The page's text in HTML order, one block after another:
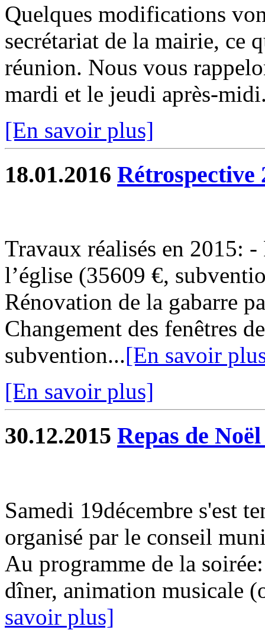
Quelques modifications
secrétariat de la mairie, ce
réunion. Nous vous
mardi et le jeudi après-
[En savoir plus]
18.01.2016 Rétrospective
Travaux réalisés en 2015:
l’église (35609 €,
Rénovation de la gabarre
Changement des fenêtres
subvention...[En savoir
[En savoir plus]
30.12.2015 Repas de
Samedi 19décembre s'est
organisé par le conseil
Au programme de la
dîner, animation musicale
savoir plus]